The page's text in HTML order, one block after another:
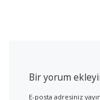
Bir yorum
E-posta adresiniz